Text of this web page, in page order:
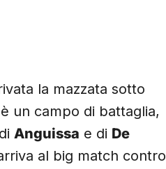
la mazzata sotto
un campo di battaglia,
Anguissa e di De
al big match contro